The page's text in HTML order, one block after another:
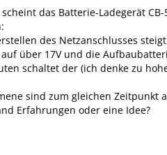
das Batterie-Ladegerät
des Netzanschlusses
über 17V und die
schaltet der (ich denke zu
sind zum gleichen Zeitpunkt
Erfahrungen oder eine Idee?